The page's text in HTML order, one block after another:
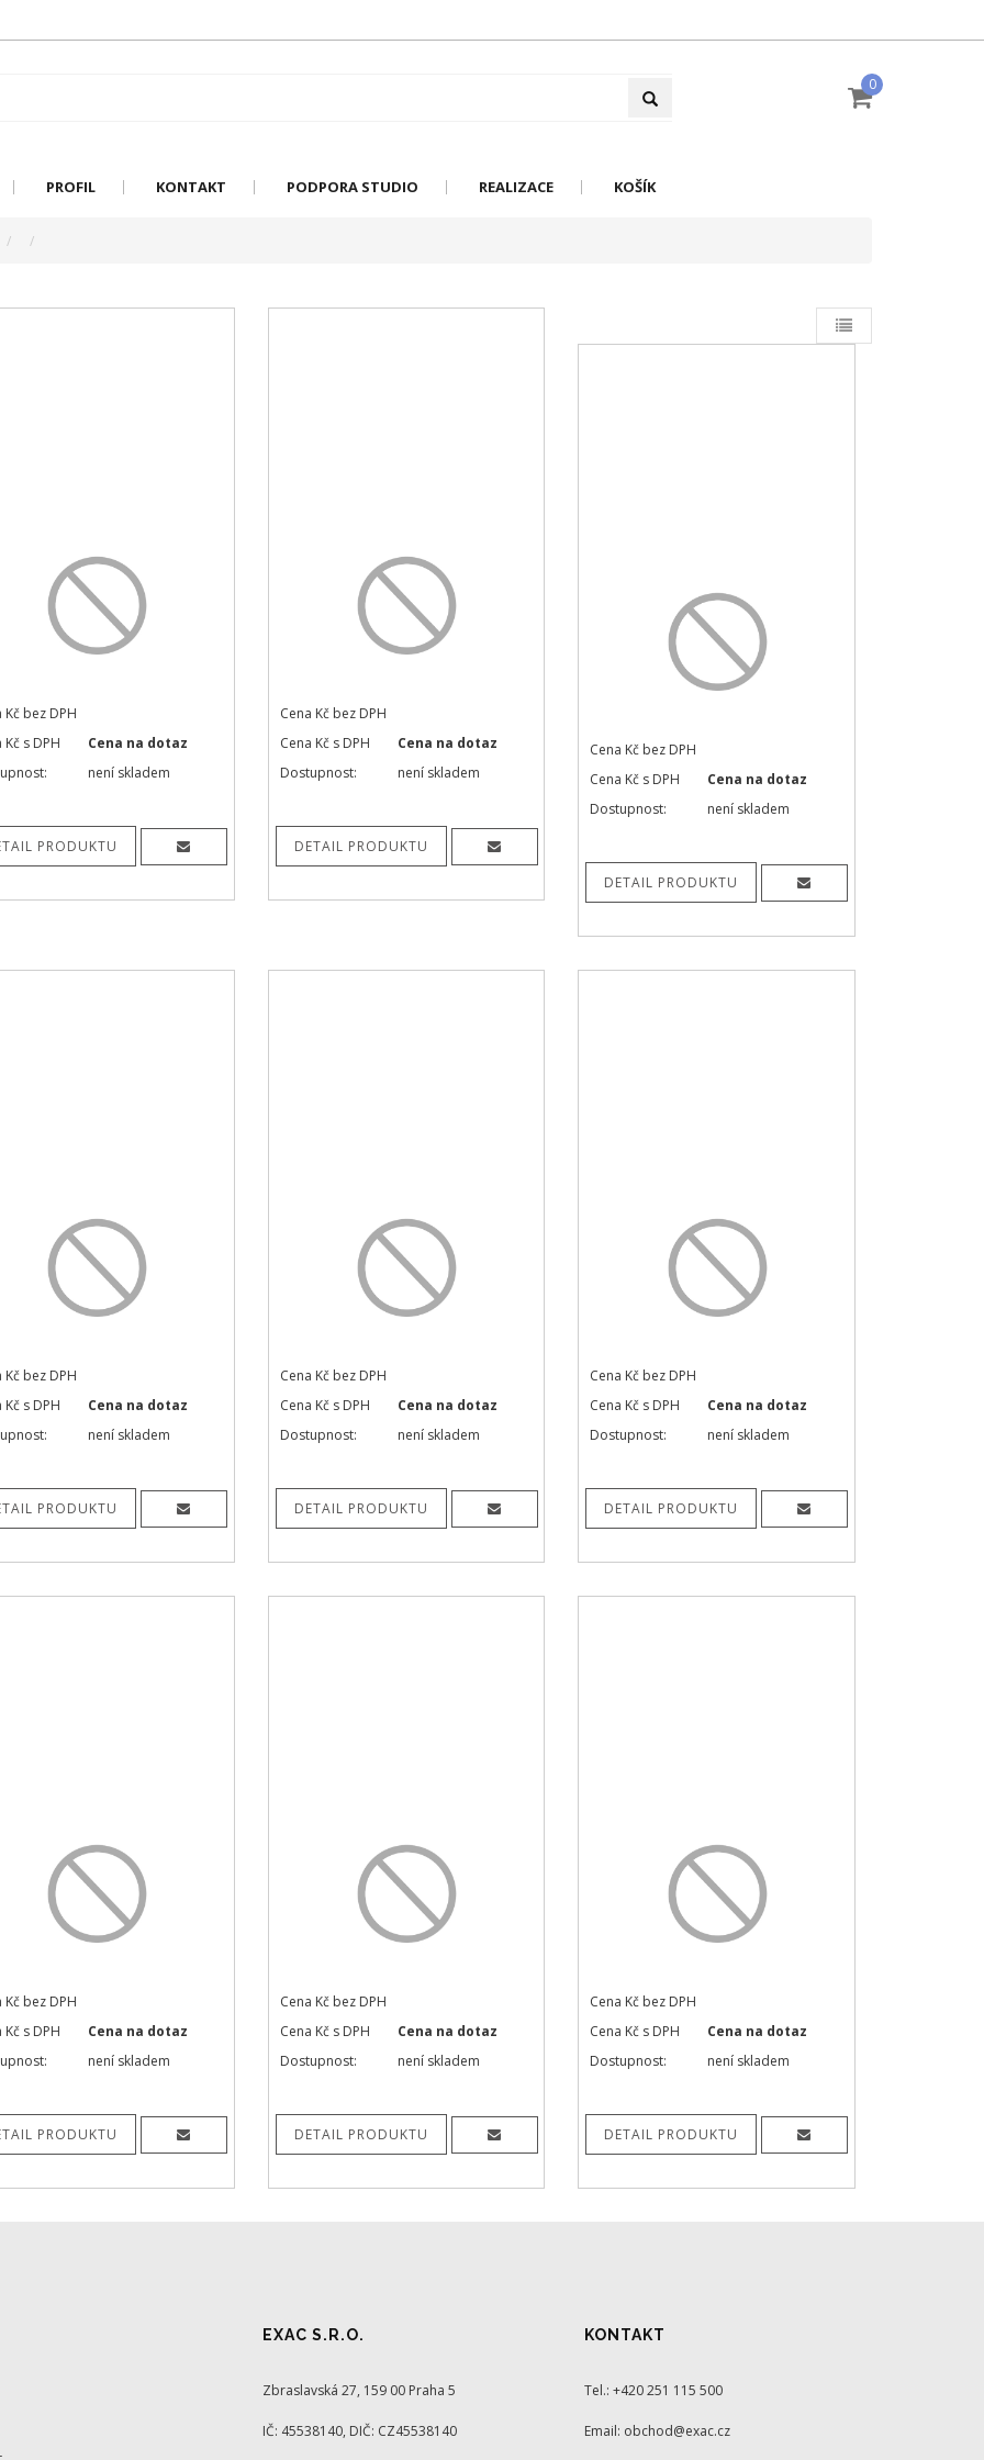
0
PROFIL KONTAKT PODPORA STUDIO REALIZACE KOŠÍK
Kč bez DPH
Kč s DPH
Cena na dotaz
není skladem
PRODUKTU
Cena Kč bez DPH
Cena Kč s DPH
Cena na dotaz
Dostupnost:
není skladem
DETAIL PRODUKTU
Cena Kč bez DPH
Cena Kč s DPH
Cena na dotaz
Dostupnost:
není skladem
DETAIL PRODUKTU
Kč bez DPH
Kč s DPH
Cena na dotaz
není skladem
PRODUKTU
Cena Kč bez DPH
Cena Kč s DPH
Cena na dotaz
Dostupnost:
není skladem
DETAIL PRODUKTU
Cena Kč bez DPH
Cena Kč s DPH
Cena na dotaz
Dostupnost:
není skladem
DETAIL PRODUKTU
Kč bez DPH
Kč s DPH
Cena na dotaz
není skladem
PRODUKTU
Cena Kč bez DPH
Cena Kč s DPH
Cena na dotaz
Dostupnost:
není skladem
DETAIL PRODUKTU
Cena Kč bez DPH
Cena Kč s DPH
Cena na dotaz
Dostupnost:
není skladem
DETAIL PRODUKTU
EXAC S.R.O.
Zbraslavská 27, 159 00 Praha 5
IČ: 45538140, DIČ: CZ45538140
KONTAKT
Tel.: +420 251 115 500
Email: obchod@exac.cz